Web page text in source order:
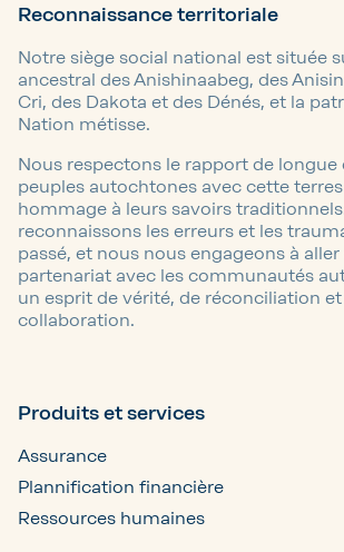
Reconnaissance territoriale
Notre siège social national est située
ancestral des Anishinaabeg, des
Cri, des Dakota et des Dénés, et la
Nation métisse.
Nous respectons le rapport de longue
peuples autochtones avec cette
hommage à leurs savoirs
reconnaissons les erreurs et les
passé, et nous nous engageons à
partenariat avec les communautés
un esprit de vérité, de réconciliation
collaboration.
Produits et services
Assurance
Plannification financière
Ressources humaines